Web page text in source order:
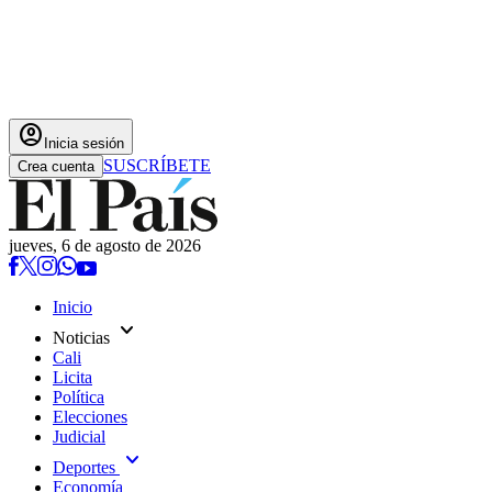
account_circle Inicia sesión
Crea cuenta SUSCRÍBETE
jueves, 6 de agosto de 2026
Inicio
Noticias expand_more
Cali
Licita
Política
Elecciones
Judicial
Deportes expand_more
Economía